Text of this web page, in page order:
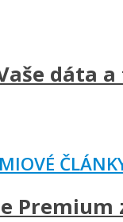
dáta
Premium